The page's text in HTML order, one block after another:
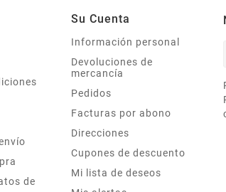
de
Su Cuenta
Información personal
Devoluciones de
mercancía
Pedidos
Facturas por abono
Direcciones
Cupones de descuento
Mi lista de deseos